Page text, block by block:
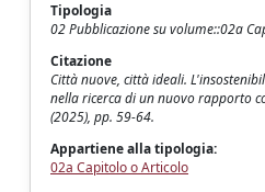
Tipologia
02 Pubblicazione su volume::02a
Citazione
Città nuove, città ideali.
nella ricerca di un nuovo rapporto
(2025), pp. 59-64.
Appartiene alla tipologia:
02a Capitolo o Articolo